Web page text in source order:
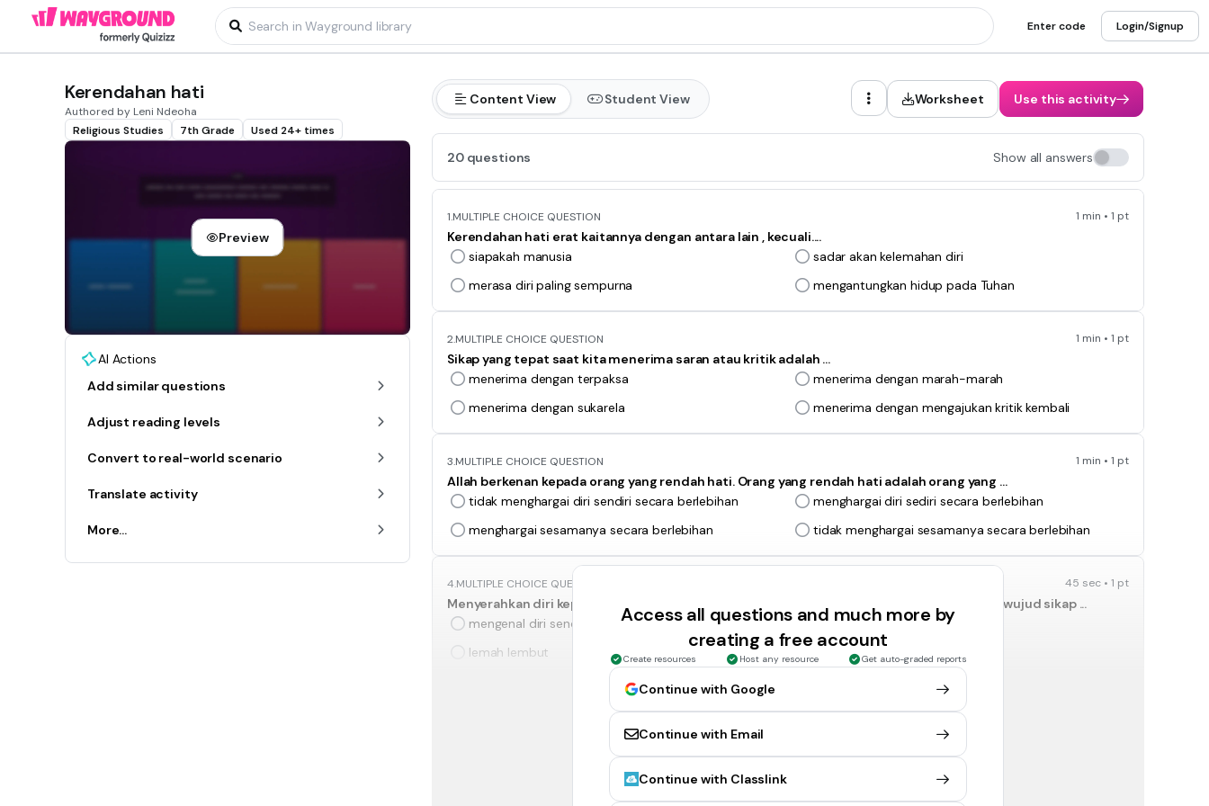
Enter code Login/Signup
Kerendahan hati
Authored by Leni Ndeoha
Religious Studies
7th Grade Used 24+ times
Preview
AI Actions
Add similar questions
Adjust reading levels
Convert to real-world scenario
Translate activity
More...
Content View Student View Worksheet Use this activity
20 questions Show all answers
1.MULTIPLE CHOICE QUESTION 1 min • 1 pt
Kerendahan hati erat kaitannya dengan antara lain , kecuali....
siapakah manusia
sadar akan kelemahan diri
merasa diri paling sempurna
mengantungkan hidup pada Tuhan
2.MULTIPLE CHOICE QUESTION 1 min • 1 pt
Sikap yang tepat saat kita menerima saran atau kritik adalah ...
menerima dengan terpaksa
menerima dengan marah-marah
menerima dengan sukarela
menerima dengan mengajukan kritik kembali
3.MULTIPLE CHOICE QUESTION 1 min • 1 pt
Allah berkenan kepada orang yang rendah hati. Orang yang rendah hati adalah orang yang ...
tidak menghargai diri sendiri secara berlebihan
menghargai diri sediri secara berlebihan
menghargai sesamanya secara berlebihan
tidak menghargai sesamanya secara berlebihan
4.MULTIPLE CHOICE QUESTION 45 sec • 1 pt
Menyerahkan diri kepada Tuhan dan mengakui bahwa kita adalah manusia berdosa adalah wujud sikap ...
mengenal diri sendiri
mengenal sesama
lemah lembut
rendah hati
Dalam kitab Yakobus 4:6, dikatakanbahwa Allah menentang orang yang congkak, tetapi mengasihani orang
yang rendah hati. Ayat ini mengajarkan kepada kita bahwa ...
Tuhan menghendaki umatnya untuk rendah diri
Tuhan menghendaki umatnya untuk tidak ada harga
Access all questions and much more by
creating a free account
Create resources Host any resource Get auto-graded reports
Continue with Google
Continue with Email
Continue with Classlink